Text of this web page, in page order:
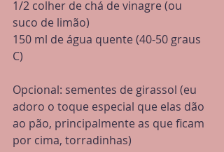
1/2 colher de chá de vinagre (ou
suco de limão)
150 ml de água quente (40-50 graus
C)
Opcional: sementes de girassol (eu
adoro o toque especial que elas dão
ao pão, principalmente as que ficam
por cima, torradinhas)